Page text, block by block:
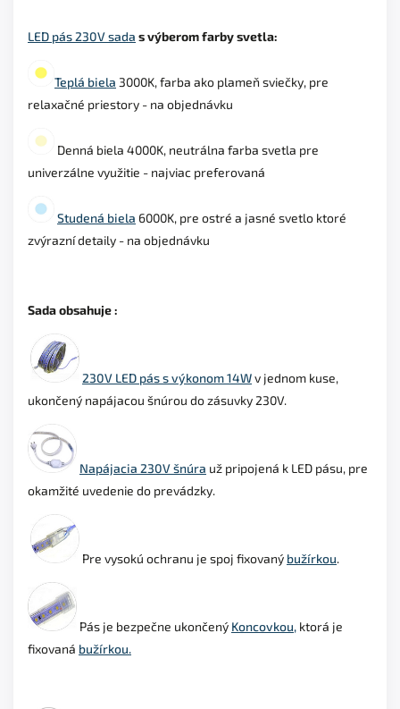
LED pás 230V sada s výberom farby svetla:
Teplá biela 3000K, farba ako plameň sviečky, pre
relaxačné priestory - na objednávku
Denná biela 4000K, neutrálna farba svetla pre
univerzálne využitie - najviac preferovaná
Studená biela 6000K, pre ostré a jasné svetlo ktoré
zvýrazní detaily - na objednávku
Sada obsahuje :
230V LED pás s výkonom 14Wv jednom kuse,
ukončený napájacou šnúrou do zásuvky 230V.
Napájacia 230V šnúra už pripojená k LED pásu, pre
okamžité uvedenie do prevádzky.
Pre vysokú ochranu je spoj fixovaný bužírkou.
Pás je bezpečne ukončený Koncovkou, ktorá je
fixovaná bužírkou.